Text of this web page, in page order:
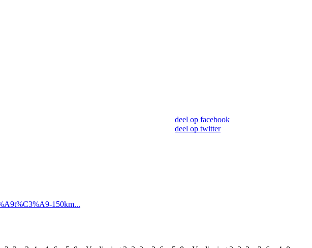
deel op facebook
deel op twitter
150km...